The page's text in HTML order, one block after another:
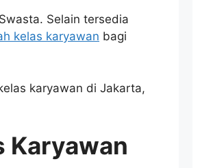
Selain tersedia
kelas karyawan bagi
karyawan di Jakarta,
Karyawan